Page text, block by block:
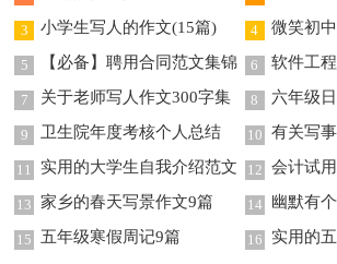
语集锦46条
3 小学生写人的作文(15篇) 4 微笑初
5
【必备】聘用合同范文集锦
7篇
6 软件工
7
关于老师写人作文300字集
锦5篇
8 六年级
9 卫生院年度考核个人总结 10 有关写
八篇
11
实用的大学生自我介绍范文
汇编7篇
12 会计试
文
13 家乡的春天写景作文9篇 14 幽默有
15 五年级寒假周记9篇 16
实用的